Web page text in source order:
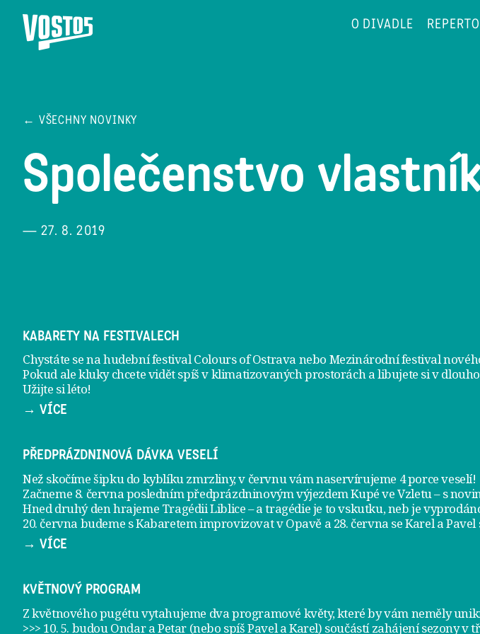
O DIVADLE
← VŠECHNY NOVINKY
Společenstvo
— 27. 8. 2019
KABARETY NA FESTIVALECH
Chystáte se na hudební festival Colours of Ostrava nebo Mezinárodní festival
Pokud ale kluky chcete vidět spíš v klimatizovaných prostorách a libujete si v
Užijte si léto!
→ VÍCE
PŘEDPRÁZDNINOVÁ DÁVKA VESELÍ
Než skočíme šipku do kyblíku zmrzliny, v červnu vám naservírujeme 4 porce veselí!
Začneme 8. června posledním předprázdninovým výjezdemKupé ve Vzletu– s
Hned druhý den hrajeme Tragédii Liblice– a tragédie je to vskutku, neb je
20. června budeme s Kabaretem improvizovat v Opavě a 28. června se Karel a
→ VÍCE
KVĚTNOVÝ PROGRAM
Z květnového pugétu vytahujeme dva programové květy, které by vám neměly
>>> 10. 5. budou Ondar a Petar (nebo spíš Pavel a Karel) součástí zahájení sezony v